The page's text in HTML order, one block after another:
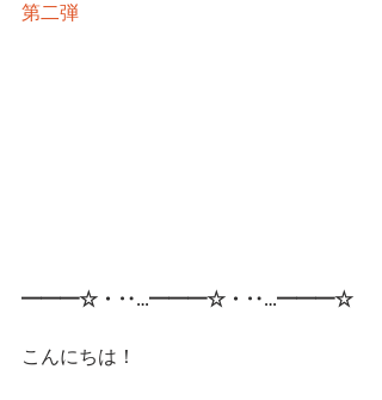
第二弾
━━━☆・‥…━━━☆・‥…━━━☆
こんにちは！